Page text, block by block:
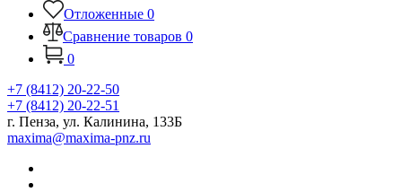
Отложенные 0
Сравнение товаров 0
0
+7 (8412) 20-22-50
+7 (8412) 20-22-51
г. Пенза, ул. Калинина, 133Б
maxima@maxima-pnz.ru